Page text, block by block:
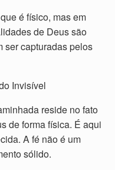
é físico, mas em
de Deus são
ser capturadas pelos
Invisível
reside no fato
de forma física. É aqui
A fé não é um
sólido.